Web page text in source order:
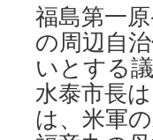
福島第一
の周辺自
いとする
水泰市長
は、米軍